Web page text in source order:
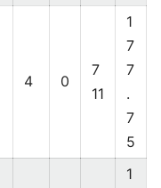
4 0
7
11
1
7
7
.
7
5
1